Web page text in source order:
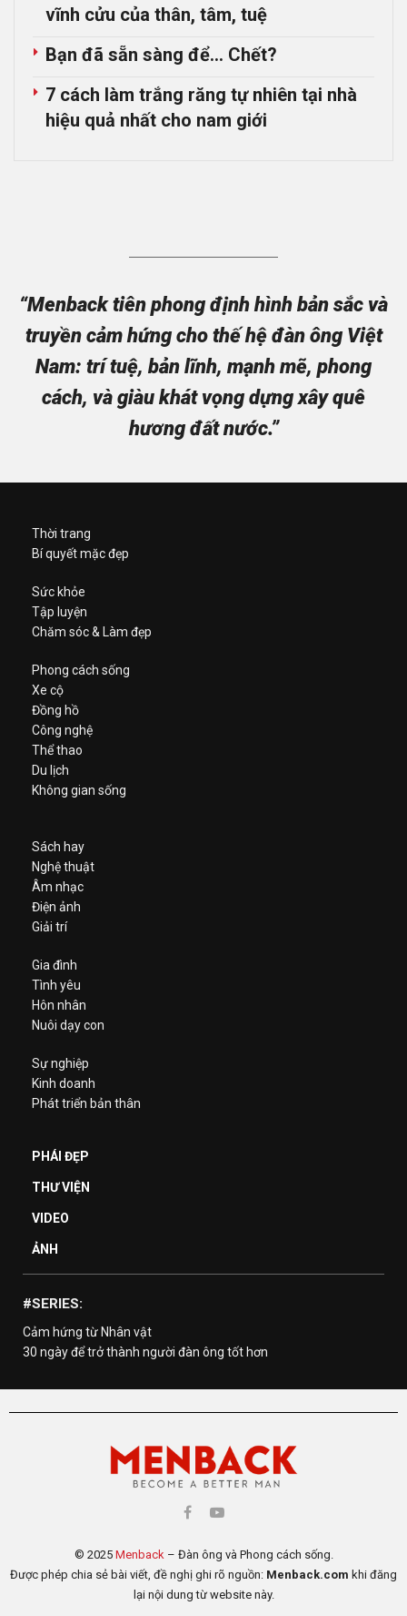
vĩnh cửu của thân, tâm, tuệ
Bạn đã sẵn sàng để… Chết?
7 cách làm trắng răng tự nhiên tại nhà
hiệu quả nhất cho nam giới
“Menback tiên phong định hình bản sắc và
truyền cảm hứng cho thế hệ đàn ông Việt
Nam: trí tuệ, bản lĩnh, mạnh mẽ, phong
cách, và giàu khát vọng dựng xây quê
hương đất nước.”
Thời trang
Bí quyết mặc đẹp
Sức khỏe
Tập luyện
Chăm sóc & Làm đẹp
Phong cách sống
Xe cộ
Đồng hồ
Công nghệ
Thể thao
Du lịch
Không gian sống
Sách hay
Nghệ thuật
Âm nhạc
Điện ảnh
Giải trí
Gia đình
Tình yêu
Hôn nhân
Nuôi dạy con
Sự nghiệp
Kinh doanh
Phát triển bản thân
PHÁI ĐẸP
THƯ VIỆN
VIDEO
ẢNH
#SERIES:
Cảm hứng từ Nhân vật
30 ngày để trở thành người đàn ông tốt hơn
© 2025 Menback– Đàn ông và Phong cách sống.
Được phép chia sẻ bài viết, đề nghị ghi rõ nguồn: Menback.com khi đăng
lại nội dung từ website này.